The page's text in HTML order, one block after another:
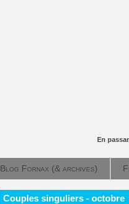
En
Blog Fornax (& archives)
Couples singuliers - octobre